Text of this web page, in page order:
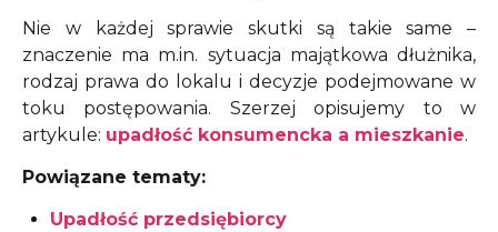
Nie w każdej sprawie skutki są takie same –
znaczenie ma m.in. sytuacja majątkowa dłużnika,
rodzaj prawa do lokalu i decyzje podejmowane w
toku postępowania. Szerzej opisujemy to w
artykule: upadłość konsumencka a mieszkanie.
Powiązane tematy:
Upadłość przedsiębiorcy